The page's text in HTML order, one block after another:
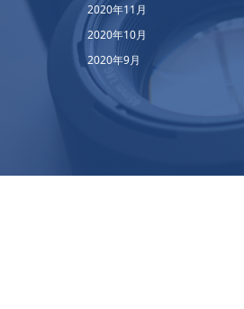
2020年11月
2020年10月
2020年9月